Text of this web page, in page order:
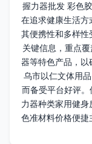
握力器批发 彩色
在追求健康生活方
其便携性和多样性
关键信息，重点
器等特色产品，以
乌市以仁文体用
而备受平台好评
力器种类家用健
色准材料价格便